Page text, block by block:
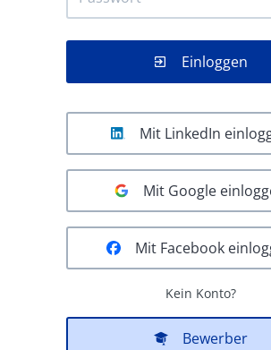
Einloggen
Mit LinkedIn
Mit Google
Mit Facebook
Kein Konto?
Bewerber